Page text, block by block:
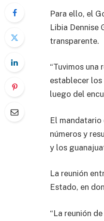
Para ello, el
Libia Dennise
transparente.
“Tuvimos
establecer los
luego del
El
números y
y los
La reunión
Estado, en
“La reunión